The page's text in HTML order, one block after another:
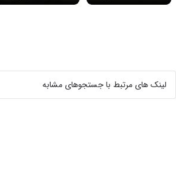
لینک های مرتبط با جستجوهای مشابه